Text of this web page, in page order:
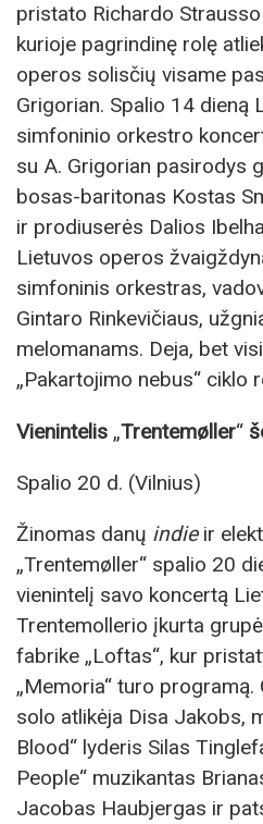
pristato Richardo Strausso
kurioje pagrindinę rolę
operos solisčių visame
Grigorian. Spalio 14 dieną
simfoninio orkestro
su A. Grigorian pasirodys
bosas-baritonas Kostas
ir prodiuserės Dalios
Lietuvos operos
simfoninis orkestras,
Gintaro Rinkevičiaus,
melomanams. Deja, bet
„Pakartojimo nebus“ ciklo
Vienintelis „Trentemøller“
Spalio 20 d. (Vilnius)
Žinomas danų indieir
„Trentemøller“ spalio 20
vienintelį savo koncertą
Trentemollerio įkurta
fabrike „Loftas“, kur
„Memoria“ turo
solo atlikėja Disa Jakobs,
Blood“ lyderis Silas
People“ muzikantas
Jacobas Haubjergas ir